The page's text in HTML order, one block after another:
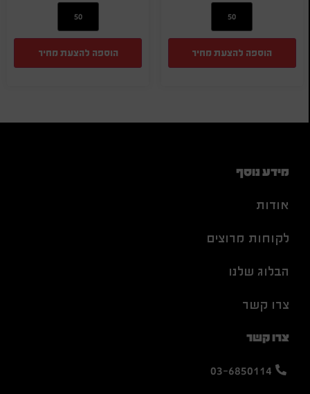
הוספה להצעת מחיר הוספה להצעת מחיר
מידע נוסף
אודות
לקוחות מרוצים
הבלוג שלנו
צרו קשר
צרו קשר
03-6850114